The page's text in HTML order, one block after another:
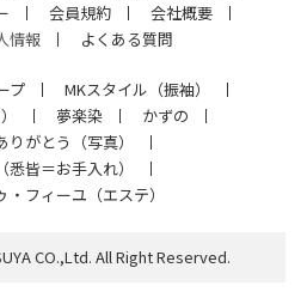
会員規約
会社概要
情報 よくある質問
プ
MKスタイル（振袖）
夢楽染
かずの
りがとう（写真）
悉皆＝お手入れ）
・フィーユ（エステ）
CO.,Ltd. All Right Reserved.